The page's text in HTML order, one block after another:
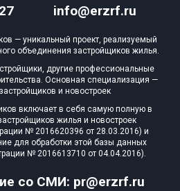
0 из 500
4 из 65 695
info@erzrf.ru
со СМИ: pr@erzrf.ru
— уникальный проект, реализуемый
объединения застройщиков жилья.
другие профессиональные
Основная специализация —
и новостроек
включает в себя самую полную в
жилья и новостроек
№ 2016620396 от 28.03.2016) и
для обработки этой базы данных
№ 2016613710 от 04.04.2016).